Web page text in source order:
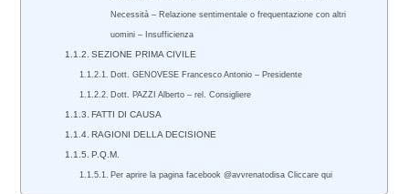
Necessità – Relazione sentimentale o frequentazione con altri
uomini – Insufficienza
SEZIONE PRIMA CIVILE
Dott. GENOVESE Francesco Antonio – Presidente
Dott. PAZZI Alberto – rel. Consigliere
FATTI DI CAUSA
RAGIONI DELLA DECISIONE
P.Q.M.
Per aprire la pagina facebook @avvrenatodisa Cliccare qui